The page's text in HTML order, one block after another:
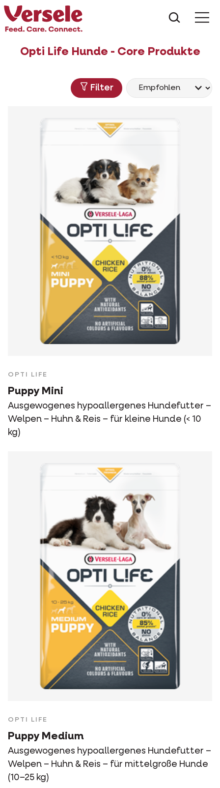
Opti Life Hunde - Core Produkte
Filter
OPTI LIFE
Puppy Mini
Ausgewogenes hypoallergenes Hundefutter –
Welpen – Huhn & Reis – für kleine Hunde (< 10
kg)
OPTI LIFE
Puppy Medium
Ausgewogenes hypoallergenes Hundefutter –
Welpen – Huhn & Reis – für mittelgroße Hunde
(10–25 kg)